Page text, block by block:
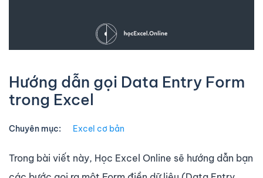
Hướng dẫn gọi Data Entry Form
trong Excel
Chuyên mục: Excel cơ bản
Trong bài viết này, Học Excel Online sẽ hướng dẫn bạn